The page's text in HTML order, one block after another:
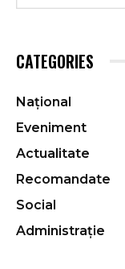
CATEGORIES
Național
Eveniment
Actualitate
Recomandate
Social
Administrație